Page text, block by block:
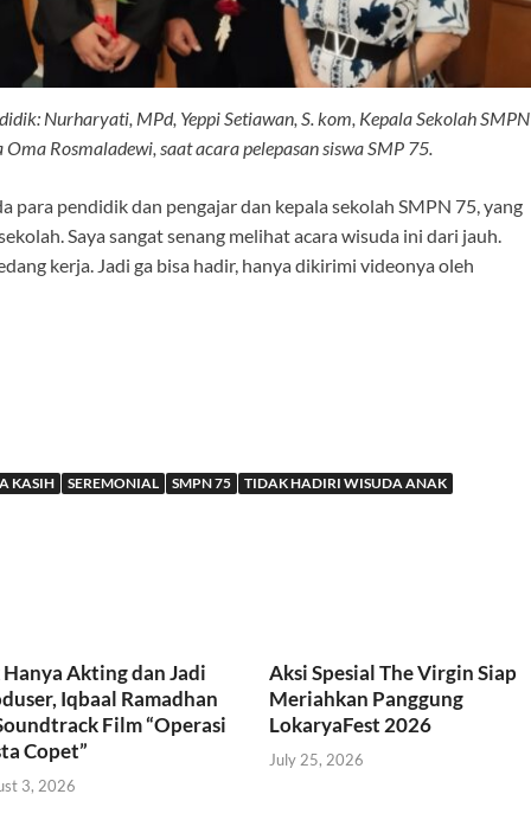
Nurharyati, MPd, Yeppi Setiawan, S. kom, Kepala Sekolah SMPN
Rosmaladewi, saat acara pelepasan siswa SMP 75.
para pendidik dan pengajar dan kepala sekolah SMPN 75, yang
Saya sangat senang melihat acara wisuda ini dari jauh.
kerja. Jadi ga bisa hadir, hanya dikirimi videonya oleh
KASIH SEREMONIAL SMPN 75
TIDAK HADIRI WISUDA ANAK
Hanya Akting dan Jadi
Iqbaal Ramadhan
Film “Operasi
Copet”
3, 2026
Aksi Spesial The Virgin Siap
Meriahkan Panggung
LokaryaFest 2026
July 25, 2026